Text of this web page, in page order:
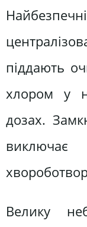
піддають
хлором у
дозах.
Велику